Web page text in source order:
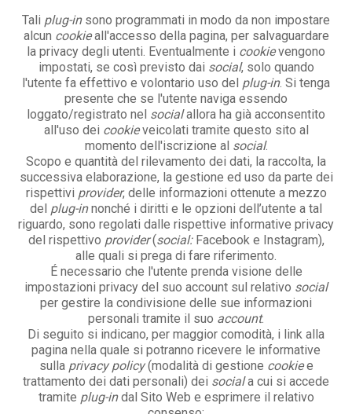
Tali plug-insono programmati in modo da non impostare
alcun cookieall'accesso della pagina, per salvaguardare
la privacy degli utenti. Eventualmente i cookievengono
impostati, se così previsto dai social, solo quando
l'utente fa effettivo e volontario uso del plug-in. Si tenga
presente che se l'utente naviga essendo
loggato/registrato nel socialallora ha già acconsentito
all'uso dei cookieveicolati tramite questo sito al
momento dell'iscrizione al social.
Scopo e quantità del rilevamento dei dati, la raccolta, la
successiva elaborazione, la gestione ed uso da parte dei
rispettivi provider, delle informazioni ottenute a mezzo
del plug-innonché i diritti e le opzioni dell’utente a tal
riguardo, sono regolati dalle rispettive informative privacy
del rispettivo provider(social: Facebook e Instagram),
alle quali si prega di fare riferimento.
É necessario che l'utente prenda visione delle
impostazioni privacy del suo account sul relativo social
per gestire la condivisione delle sue informazioni
personali tramite il suo account.
Di seguito si indicano, per maggior comodità, i link alla
pagina nella quale si potranno ricevere le informative
sulla privacy policy(modalità di gestione cookiee
trattamento dei dati personali) dei sociala cui si accede
tramite plug-indal Sito Web e esprimere il relativo